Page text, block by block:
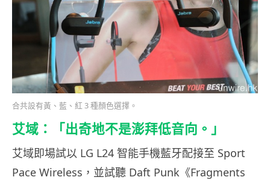
合共設有黃、藍、紅 3 種顏色選擇。
艾域：「出奇地不是澎拜低音向。」
艾域即場試以 LG L24 智能手機藍牙配接至 Sport
Pace Wireless，並試聽 Daft Punk《Fragments